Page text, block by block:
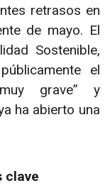
retrasos en
de mayo. El
Sostenible,
el
grave” y
ha abierto una
clave